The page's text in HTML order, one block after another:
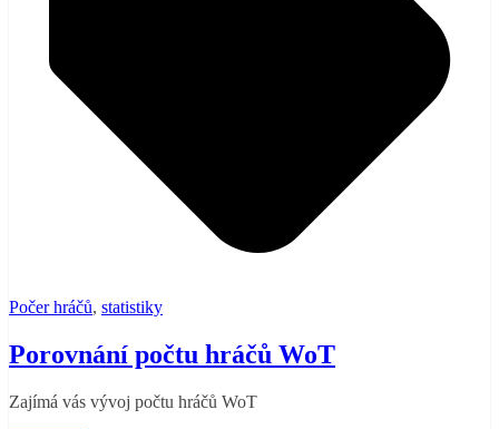
Počer hráčů, statistiky
Porovnání počtu hráčů WoT
Zajímá vás vývoj počtu hráčů WoT